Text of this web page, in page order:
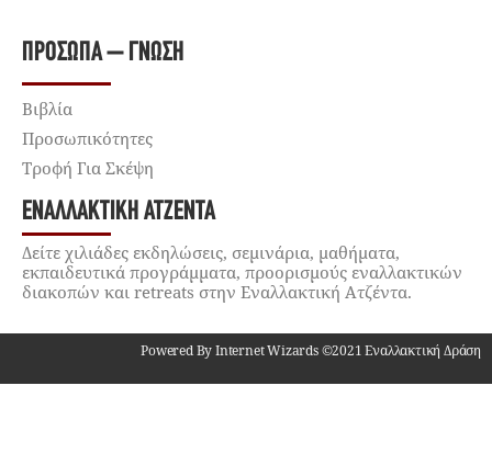
ΠΡΌΣΩΠΑ – ΓΝΏΣΗ
Βιβλία
Προσωπικότητες
Τροφή Για Σκέψη
ΕΝΑΛΛΑΚΤΙΚΉ ΑΤΖΈΝΤΑ
Δείτε χιλιάδες εκδηλώσεις, σεμινάρια, μαθήματα,
εκπαιδευτικά προγράμματα, προορισμούς εναλλακτικών
διακοπών και retreats στην Εναλλακτική Ατζέντα.
Powered By Internet Wizards ©2021 Εναλλακτική Δράση